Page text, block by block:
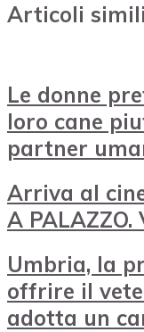
Articoli simili
Le donne
loro cane
partner
Arriva al
A
Umbria, la
offrire il
adotta un